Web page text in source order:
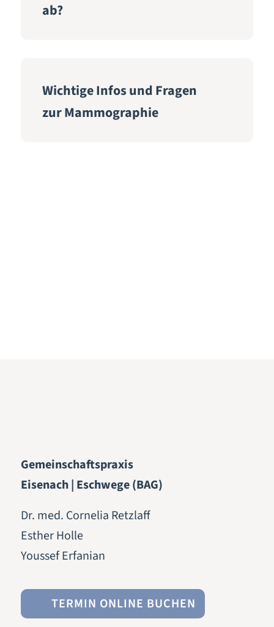
ab?
Wichtige Infos und Fragen
zur Mammographie
Gemeinschaftspraxis
Eisenach | Eschwege (BAG)
Dr. med. Cornelia Retzlaff
Esther Holle
Youssef Erfanian
TERMIN ONLINE BUCHEN